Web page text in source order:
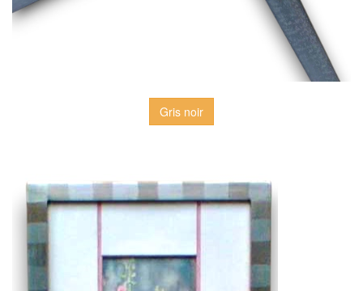
Gris noir